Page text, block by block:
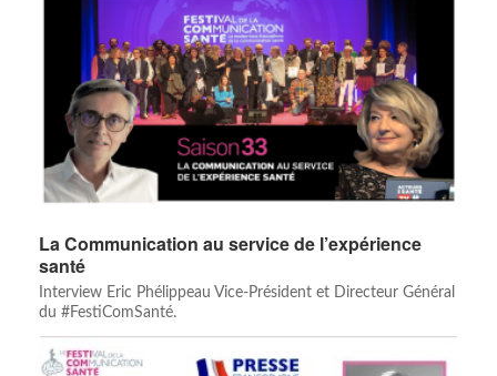
La Communication au service de l’expérience
santé
Interview Eric Phélippeau Vice-Président et Directeur Général
du #FestiComSanté.